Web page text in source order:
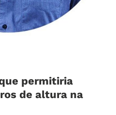
permitiria
de altura na